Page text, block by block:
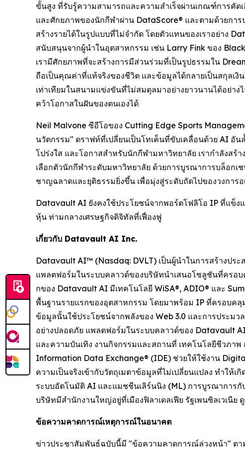
ขั้นสูง ที่รับรู้ความสามารถและความสำเร็จผ่านเกณฑ์การคั
และศักยภาพของนักกีฬาผ่าน DataScore® และตามด้วยกา
สร้างรายได้ในรูปแบบที่ไม่จำกัด โดยตัวแทนของเราอย่าง
สนับสนุนจากผู้นำในอุตสาหกรรม เช่น Larry Fink ของ
เรามีศักยภาพที่จะสร้างการมีส่วนร่วมที่เป็นรูปธรรมใน
ถือเป็นคุณค่าที่แท้จริงของชีวิต และข้อมูลได้กลายเป็นสกุลเงิ
เท่าเทียมในสนามแข่งขันที่ไม่สมดุลมาอย่างยาวนานได้อย่า
คว้าโอกาสในฝันของตนเองได้
Neil Malvone ซีอีโอของ Cutting Edge Sports
นวัตกรรม" ดราฟท์ที่เปลี่ยนเป็นโทเค็นที่ขับเคลื่อนด้วย AI อั
โปร่งใส และโอกาสสำหรับนักกีฬามหาวิทยาลัย เรากำลังส
เลือกตัวนักกีฬาระดับมหาวิทยาลัย ด้วยการบูรณาการบล็อก
ชาญฉลาดและยุติธรรมยิ่งขึ้น เพื่อมุ่งสู่ระดับถัดไปของวงการ
Datavault AI ยังคงใช้ประโยชน์จากพอร์ตโฟลิโอ IP ที่แข็ง
หุ้น ท่ามกลางเศรษฐกิจดิจิทัลที่เฟื่องฟู
เกี่ยวกับ Datavault AI Inc.
Datavault AI™ (Nasdaq: DVLT) เป็นผู้นำในการสร้างปร
แพลตฟอร์มในระบบคลาวด์ของบริษัทนำเสนอโซลูชันที่ครอ
กของ Datavault AI มีเทคโนโลยี WiSA®, ADIO® และ
พื้นฐานรายแรกของอุตสาหกรรม โดยมาพร้อม IP ที่ครอบค
ข้อมูลนั้นใช้ประโยชน์จากพลังของ Web 3.0 และการประม
อย่างปลอดภัย แพลตฟอร์มในระบบคลาวด์ของ Datavault
และความบันเทิง งานกิจกรรมและสถานที่ เทคโนโลยีชีวภา
Information Data Exchange® (IDE) ช่วยให้ใช้งาน
ความเป็นจริงเข้ากับวัตถุเมตาข้อมูลที่ไม่เปลี่ยนแปลง ทำใ
ระบบอัตโนมัติ AI และแมชชีนเลิร์นนิง (ML) การบูรณาการ
บริษัทมีสำนักงานใหญ่อยู่ที่เมืองฟิลาเดลเฟีย รัฐเพนซิลเวเนีย
ข้อความคาดการณ์เหตุการณ์ในอนาคต
ข่าวประชาสัมพันธ์ฉบับนี้มี "ข้อความคาดการณ์ล่วงหน้า" ตา